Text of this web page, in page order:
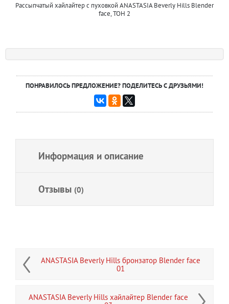
Рассыпчатый хайлайтер с пуховкой ANASTASIA Beverly Hills Blender
face, ТОН 2
ПОНРАВИЛОСЬ ПРЕДЛОЖЕНИЕ? ПОДЕЛИТЕСЬ С ДРУЗЬЯМИ!
Информация и описание
Отзывы (0)
ANASTASIA Beverly Hills бронзатор Blender face
01
ANASTASIA Beverly Hills хайлайтер Blender face